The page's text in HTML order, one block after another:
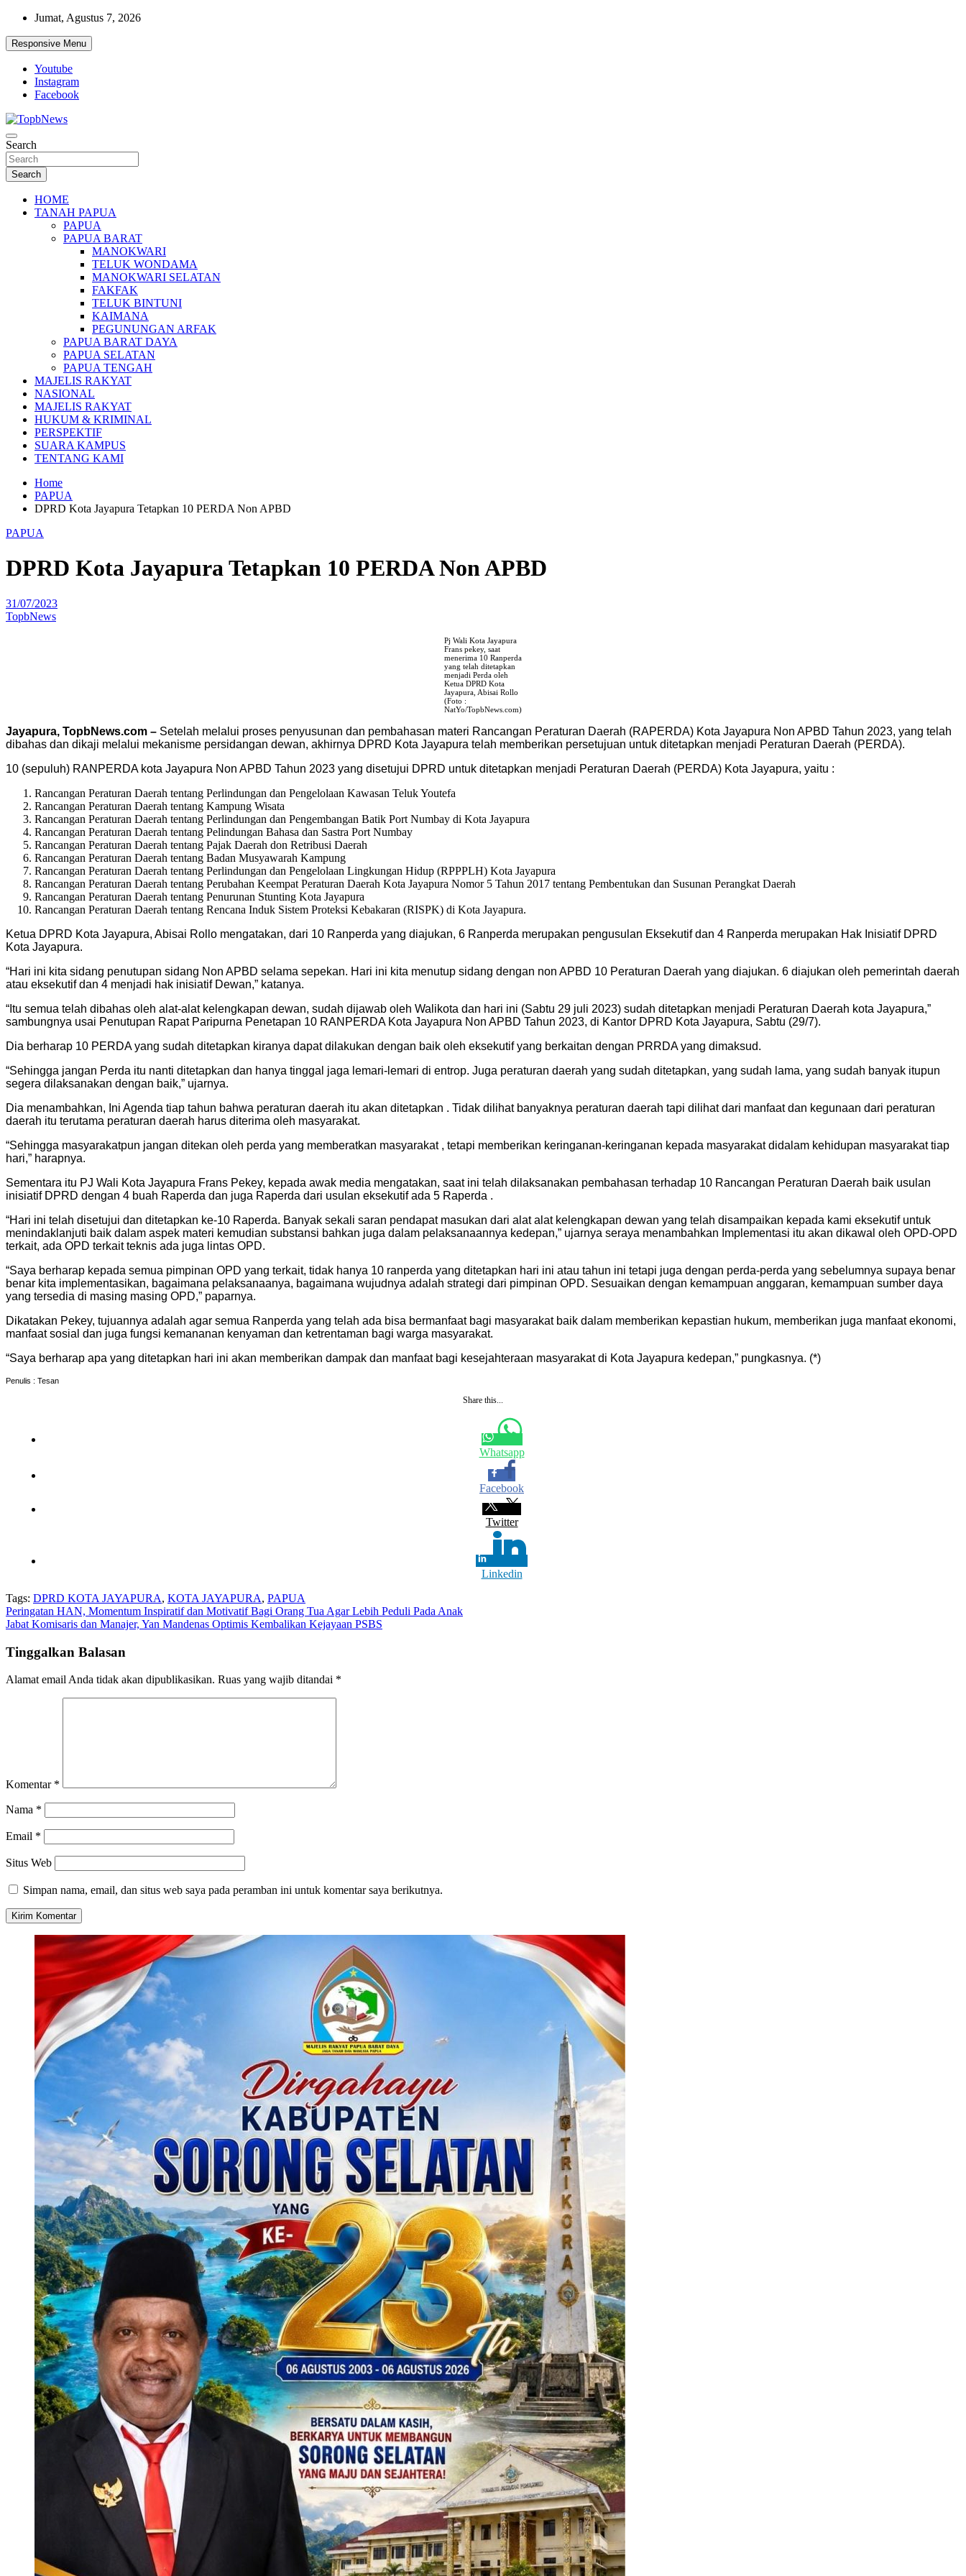
Skip
content
Jumat, Agustus 7, 2026
Responsive Menu
Youtube
Instagram
Facebook
Search
Search
HOME
TANAH PAPUA
PAPUA
PAPUA BARAT
MANOKWARI
TELUK WONDAMA
MANOKWARI SELATAN
FAKFAK
TELUK BINTUNI
KAIMANA
PEGUNUNGAN ARFAK
PAPUA BARAT DAYA
PAPUA SELATAN
PAPUA TENGAH
MAJELIS RAKYAT
NASIONAL
MAJELIS RAKYAT
HUKUM & KRIMINAL
PERSPEKTIF
SUARA KAMPUS
TENTANG KAMI
Home
PAPUA
DPRD Kota Jayapura Tetapkan 10 PERDA Non APBD
PAPUA
DPRD Kota Jayapura Tetapkan 10 PERDA Non APBD
31/07/2023
TopbNews
Pj Wali Kota Jayapura
Frans pekey, saat
menerima 10 Ranperda
yang telah ditetapkan
menjadi Perda oleh
Ketua DPRD Kota
Jayapura, Abisai Rollo
(Foto :
NatYo/TopbNews.com)
Jayapura, TopbNews.com – Setelah melalui proses penyusunan dan pembahasan materi Rancangan Peraturan Daerah (RAPERDA) Kota Jayapura Non APBD Tahun 2023, yang telah
dibahas dan dikaji melalui mekanisme persidangan dewan, akhirnya DPRD Kota Jayapura telah memberikan persetujuan untuk ditetapkan menjadi Peraturan Daerah (PERDA).
10 (sepuluh) RANPERDA kota Jayapura Non APBD Tahun 2023 yang disetujui DPRD untuk ditetapkan menjadi Peraturan Daerah (PERDA) Kota Jayapura, yaitu :
Rancangan Peraturan Daerah tentang Perlindungan dan Pengelolaan Kawasan Teluk Youtefa
Rancangan Peraturan Daerah tentang Kampung Wisata
Rancangan Peraturan Daerah tentang Perlindungan dan Pengembangan Batik Port Numbay di Kota Jayapura
Rancangan Peraturan Daerah tentang Pelindungan Bahasa dan Sastra Port Numbay
Rancangan Peraturan Daerah tentang Pajak Daerah don Retribusi Daerah
Rancangan Peraturan Daerah tentang Badan Musyawarah Kampung
Rancangan Peraturan Daerah tentang Perlindungan dan Pengelolaan Lingkungan Hidup (RPPPLH) Kota Jayapura
Rancangan Peraturan Daerah tentang Perubahan Keempat Peraturan Daerah Kota Jayapura Nomor 5 Tahun 2017 tentang Pembentukan dan Susunan Perangkat Daerah
Rancangan Peraturan Daerah tentang Penurunan Stunting Kota Jayapura
Rancangan Peraturan Daerah tentang Rencana Induk Sistem Proteksi Kebakaran (RISPK) di Kota Jayapura.
Ketua DPRD Kota Jayapura, Abisai Rollo mengatakan, dari 10 Ranperda yang diajukan, 6 Ranperda merupakan pengusulan Eksekutif dan 4 Ranperda merupakan Hak Inisiatif DPRD
Kota Jayapura.
“Hari ini kita sidang penutupan sidang Non APBD selama sepekan. Hari ini kita menutup sidang dengan non APBD 10 Peraturan Daerah yang diajukan. 6 diajukan oleh pemerintah daerah
atau eksekutif dan 4 menjadi hak inisiatif Dewan,” katanya.
“Itu semua telah dibahas oleh alat-alat kelengkapan dewan, sudah dijawab oleh Walikota dan hari ini (Sabtu 29 juli 2023) sudah ditetapkan menjadi Peraturan Daerah kota Jayapura,”
sambungnya usai Penutupan Rapat Paripurna Penetapan 10 RANPERDA Kota Jayapura Non APBD Tahun 2023, di Kantor DPRD Kota Jayapura, Sabtu (29/7).
Dia berharap 10 PERDA yang sudah ditetapkan kiranya dapat dilakukan dengan baik oleh eksekutif yang berkaitan dengan PRRDA yang dimaksud.
“Sehingga jangan Perda itu nanti ditetapkan dan hanya tinggal jaga lemari-lemari di entrop. Juga peraturan daerah yang sudah ditetapkan, yang sudah lama, yang sudah banyak itupun
segera dilaksanakan dengan baik,” ujarnya.
Dia menambahkan, Ini Agenda tiap tahun bahwa peraturan daerah itu akan ditetapkan . Tidak dilihat banyaknya peraturan daerah tapi dilihat dari manfaat dan kegunaan dari peraturan
daerah itu terutama peraturan daerah harus diterima oleh masyarakat.
“Sehingga masyarakatpun jangan ditekan oleh perda yang memberatkan masyarakat , tetapi memberikan keringanan-keringanan kepada masyarakat didalam kehidupan masyarakat tiap
hari,” harapnya.
Sementara itu PJ Wali Kota Jayapura Frans Pekey, kepada awak media mengatakan, saat ini telah dilaksanakan pembahasan terhadap 10 Rancangan Peraturan Daerah baik usulan
inisiatif DPRD dengan 4 buah Raperda dan juga Raperda dari usulan eksekutif ada 5 Raperda .
“Hari ini telah disetujui dan ditetapkan ke-10 Raperda. Banyak sekali saran pendapat masukan dari alat alat kelengkapan dewan yang telah disampaikan kepada kami eksekutif untuk
menindaklanjuti baik dalam aspek materi kemudian substansi bahkan juga dalam pelaksanaannya kedepan,” ujarnya seraya menambahkan Implementasi itu akan dikawal oleh OPD-OPD
terkait, ada OPD terkait teknis ada juga lintas OPD.
“Saya berharap kepada semua pimpinan OPD yang terkait, tidak hanya 10 ranperda yang ditetapkan hari ini atau tahun ini tetapi juga dengan perda-perda yang sebelumnya supaya benar
benar kita implementasikan, bagaimana pelaksanaanya, bagaimana wujudnya adalah strategi dari pimpinan OPD. Sesuaikan dengan kemampuan anggaran, kemampuan sumber daya
yang tersedia di masing masing OPD,” paparnya.
Dikatakan Pekey, tujuannya adalah agar semua Ranperda yang telah ada bisa bermanfaat bagi masyarakat baik dalam memberikan kepastian hukum, memberikan juga manfaat ekonomi,
manfaat sosial dan juga fungsi kemananan kenyaman dan ketrentaman bagi warga masyarakat.
“Saya berharap apa yang ditetapkan hari ini akan memberikan dampak dan manfaat bagi kesejahteraan masyarakat di Kota Jayapura kedepan,” pungkasnya. (*)
Penulis : Tesan
Share this...
Whatsapp
Facebook
Twitter
Linkedin
Tags: DPRD KOTA JAYAPURA, KOTA JAYAPURA, PAPUA
Navigasi
pos
Peringatan HAN, Momentum Inspiratif dan Motivatif Bagi Orang Tua Agar Lebih Peduli Pada Anak
Jabat Komisaris dan Manajer, Yan Mandenas Optimis Kembalikan Kejayaan PSBS
Tinggalkan Balasan
Alamat email Anda tidak akan dipublikasikan. Ruas yang wajib ditandai *
Komentar *
Nama *
Email *
Situs Web
Simpan nama, email, dan situs web saya pada peramban ini untuk komentar saya berikutnya.